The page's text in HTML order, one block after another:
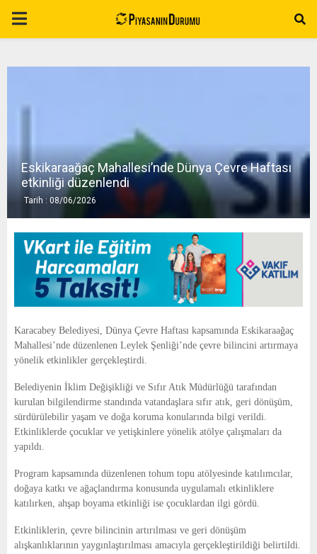
P
A
E
N
U
Eskikaraağaç Mahallesi’nde Dünya Çevre Haftası
etkinliği düzenlendi
Tarih : 08/06/2026
Karacabey Belediyesi, Dünya Çevre Haftası kapsamında Eskikaraağaç
Mahallesi’nde düzenlenen Leylek Şenliği’nde çevre bilincini artırmaya
yönelik etkinlikler gerçekleştirdi.
Belediyenin İklim Değişikliği ve Sıfır Atık Müdürlüğü tarafından
kurulan bilgilendirme standında vatandaşlara sıfır atık, geri dönüşüm,
sürdürülebilir yaşam ve doğa koruma konularında bilgi verildi.
Etkinliklerde çocuklar ve yetişkinlere yönelik atölye çalışmaları da
yapıldı.
Program kapsamında düzenlenen tohum topu atölyesinde katılımcılar,
doğaya katkı ve ağaçlandırma konusunda uygulamalı etkinliklere
katılırken, ahşap boyama etkinliği ise çocuklardan ilgi gördü.
Etkinliklerin, çevre bilincinin artırılması ve geri dönüşüm
alışkanlıklarının yaygınlaştırılması amacıyla gerçekleştirildiği belirtildi.